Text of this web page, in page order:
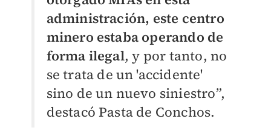
administración, este centro
minero estaba operando de
forma ilegal, y por tanto, no
se trata de un 'accidente'
sino de un nuevo siniestro”,
destacó Pasta de Conchos.